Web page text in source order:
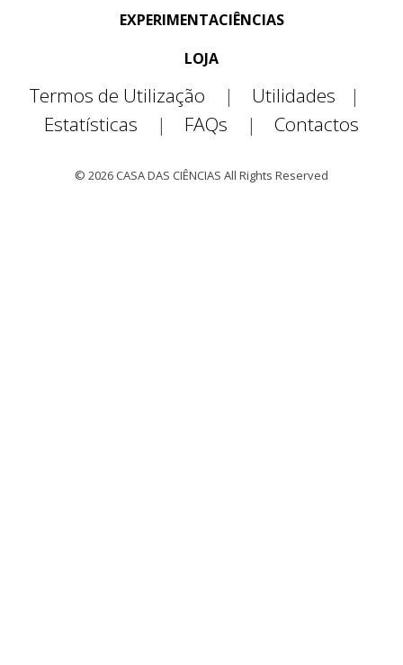
EXPERIMENTACIÊNCIAS
LOJA
Termos de Utilização | Utilidades
|
Estatísticas
| FAQs | Contactos
© 2026 CASA DAS CIÊNCIAS All Rights Reserved